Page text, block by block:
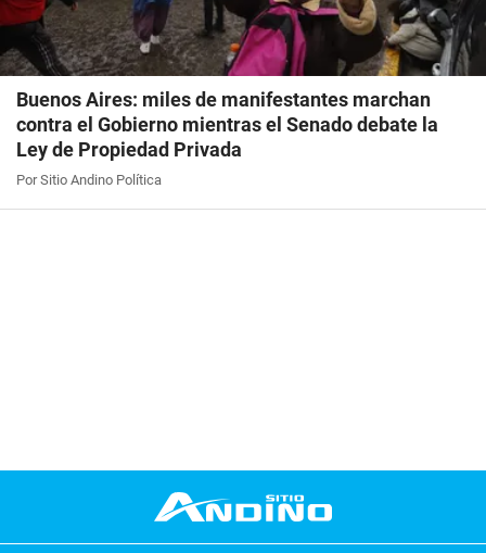
Buenos Aires: miles de manifestantes marchan
contra el Gobierno mientras el Senado debate la
Ley de Propiedad Privada
Por Sitio Andino Política